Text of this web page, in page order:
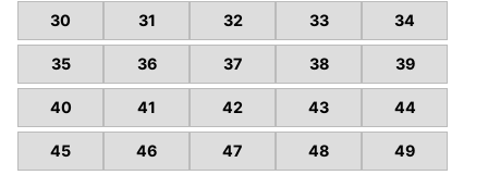
30 31 32 33 34
35 36 37 38 39
40 41 42 43 44
45 46 47 48 49